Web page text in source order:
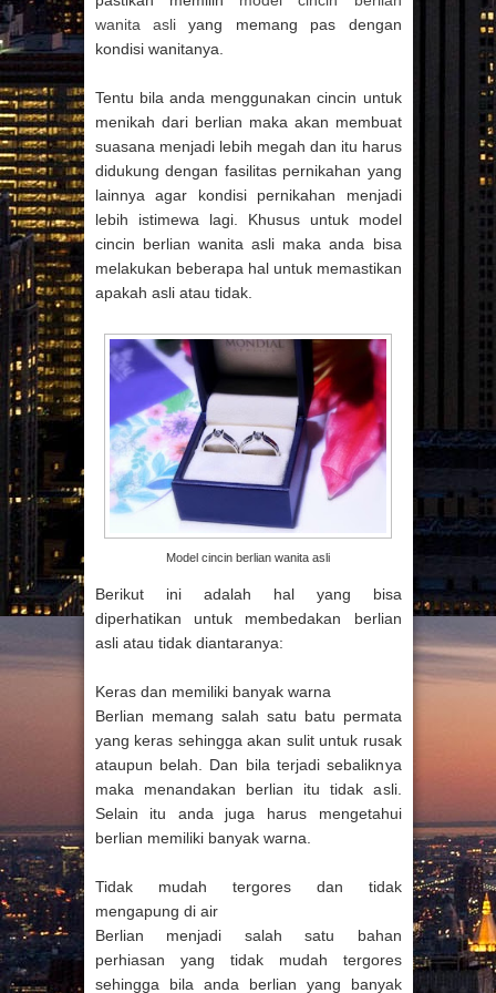
wanita asliyang memang pas dengan
kondisi wanitanya.
Tentu bila anda menggunakan cincin untuk
menikah dari berlian maka akan membuat
suasana menjadi lebih megah dan itu harus
didukung dengan fasilitas pernikahan yang
lainnya agar kondisi pernikahan menjadi
lebih istimewa lagi. Khusus untuk model
cincin berlian wanita asli maka anda bisa
melakukan beberapa hal untuk memastikan
apakah asli atau tidak.
Model cincin berlian wanita asli
Berikut ini adalah hal yang bisa
diperhatikan untuk membedakan berlian
asli atau tidak diantaranya:
Keras dan memiliki banyak warna
Berlian memang salah satu batu permata
yang keras sehingga akan sulit untuk rusak
ataupun belah. Dan bila terjadi sebaliknya
maka menandakan berlian itu tidak asli.
Selain itu anda juga harus mengetahui
berlian memiliki banyak warna.
Tidak mudah tergores dan tidak
mengapung di air
Berlian menjadi salah satu bahan
perhiasan yang tidak mudah tergores
sehingga bila anda berlian yang banyak